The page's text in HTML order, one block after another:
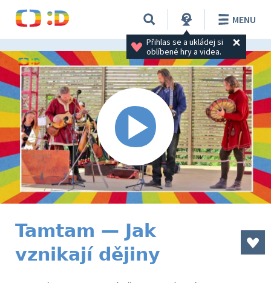
Přihlas se a ukládej si
oblíbené hry a videa.
MENU
Tamtam — Jak
vznikají dějiny